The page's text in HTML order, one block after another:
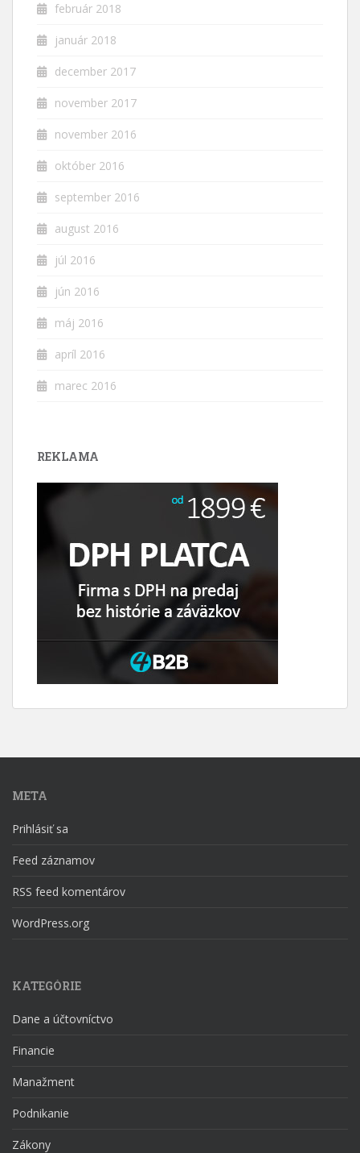
február 2018
január 2018
december 2017
november 2017
november 2016
október 2016
september 2016
august 2016
júl 2016
jún 2016
máj 2016
apríl 2016
marec 2016
REKLAMA
META
Prihlásiť sa
Feed záznamov
RSS feed komentárov
WordPress.org
KATEGÓRIE
Dane a účtovníctvo
Financie
Manažment
Podnikanie
Zákony